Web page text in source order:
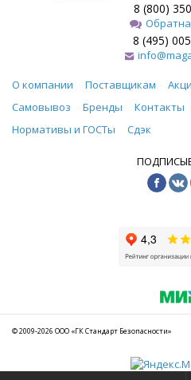
8 (800)
8 (495)
О компании Поставщикам
Самовывоз
Бренды Контакты
Нормативы и ГОСТы
Сдэк
© 2009-2026 ООО «ГК Стандарт Безопасности»